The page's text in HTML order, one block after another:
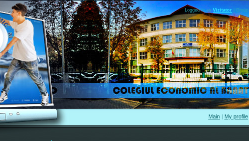
Logged in as Vizitator Group
Main | My profile